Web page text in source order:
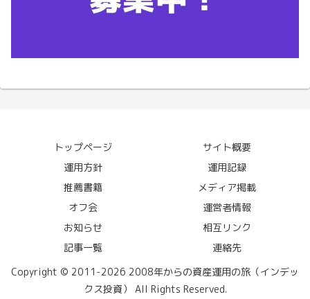
トップページ
サイト概要
運用方針
運用記録
推薦書籍
メディア掲載
オフ会
運営者情報
お知らせ
相互リンク
記事一覧
連絡先
Copyright © 2011-2026 2008年からの資産運用の旅（インデッ
クス投資） All Rights Reserved.